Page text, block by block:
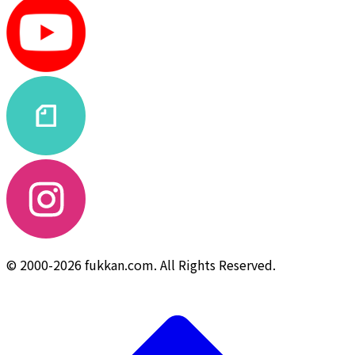
© 2000-2026 fukkan.com. All Rights Reserved.